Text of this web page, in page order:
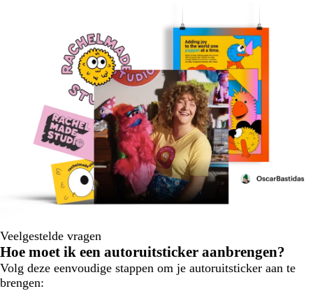
Veelgestelde vragen
Hoe moet ik een autoruitsticker aanbrengen?
Volg deze eenvoudige stappen om je autoruitsticker aan te
brengen: